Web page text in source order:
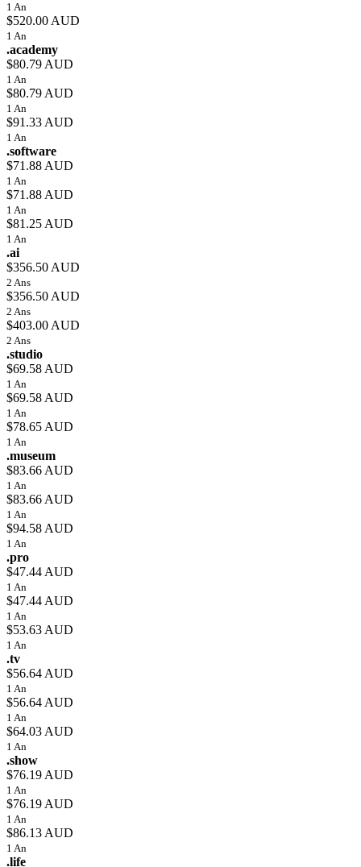
1 An
$520.00 AUD
1 An
.academy
$80.79 AUD
1 An
$80.79 AUD
1 An
$91.33 AUD
1 An
.software
$71.88 AUD
1 An
$71.88 AUD
1 An
$81.25 AUD
1 An
.ai
$356.50 AUD
2 Ans
$356.50 AUD
2 Ans
$403.00 AUD
2 Ans
.studio
$69.58 AUD
1 An
$69.58 AUD
1 An
$78.65 AUD
1 An
.museum
$83.66 AUD
1 An
$83.66 AUD
1 An
$94.58 AUD
1 An
.pro
$47.44 AUD
1 An
$47.44 AUD
1 An
$53.63 AUD
1 An
.tv
$56.64 AUD
1 An
$56.64 AUD
1 An
$64.03 AUD
1 An
.show
$76.19 AUD
1 An
$76.19 AUD
1 An
$86.13 AUD
1 An
.life